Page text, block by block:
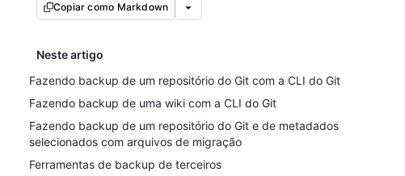
Copiar como Markdown
Neste artigo
Fazendo backup de um repositório do Git com a CLI do Git
Fazendo backup de uma wiki com a CLI do Git
Fazendo backup de um repositório do Git e de metadados
selecionados com arquivos de migração
Ferramentas de backup de terceiros